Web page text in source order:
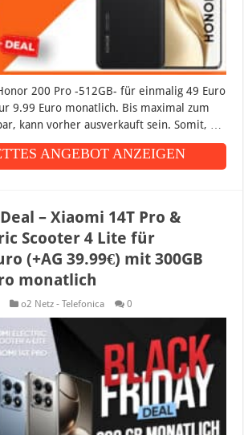
200 Pro -512GB- für einmalig 49 Euro
9.99 Euro monatlich. Bis maximal zum
kann vorher ausverkauft sein. Somit, …
ANGEBOT ANZEIGEN
– Xiaomi 14T Pro &
Scooter 4 Lite für
(+AG 39.99€) mit 300GB
monatlich
o2 Netz - Telefonica 0